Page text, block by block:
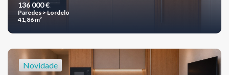
136 000 €
Paredes > Lordelo
41,86 m²
Novidade